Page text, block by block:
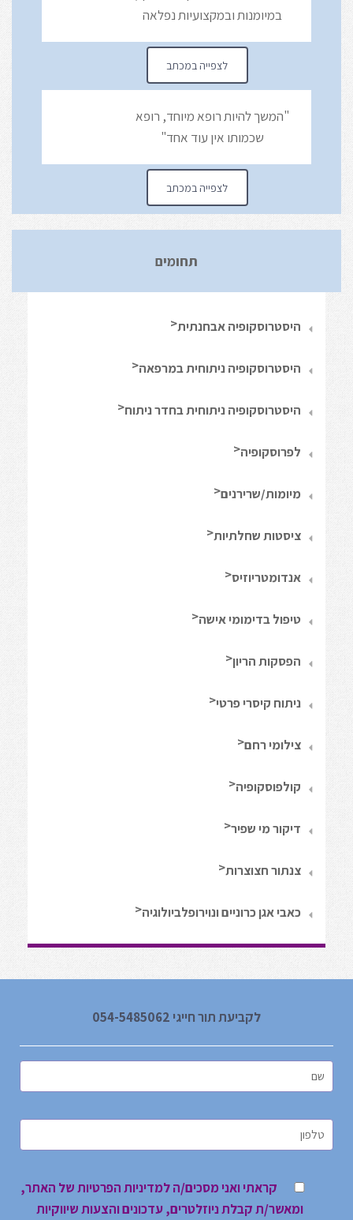
במיומנות ובמקצועיות נפלאה
לצפייה במכתב
"המשך להיות רופא מיוחד, רופא
שכמותו אין עוד אחד"
לצפייה במכתב
תחומים
היסטרוסקופיה אבחנתית
היסטרוסקופיה ניתוחית במרפאה
היסטרוסקופיה ניתוחית בחדר ניתוח
לפרוסקופיה
מיומות/שרירנים
ציסטות שחלתיות
אנדומטריוזיס
טיפול בדימומי אישה
הפסקות הריון
ניתוח קיסרי פרטי
צילומי רחם
קולפוסקופיה
דיקור מי שפיר
צנתור חצוצרות
כאבי אגן כרוניים ונוירופלביולוגיה
לקביעת תור חייגי 054-5485062
קראתי ואני מסכים/ה למדיניות הפרטיות של האתר,
ומאשר/ת קבלת ניוזלטרים, עדכונים והצעות שיווקיות